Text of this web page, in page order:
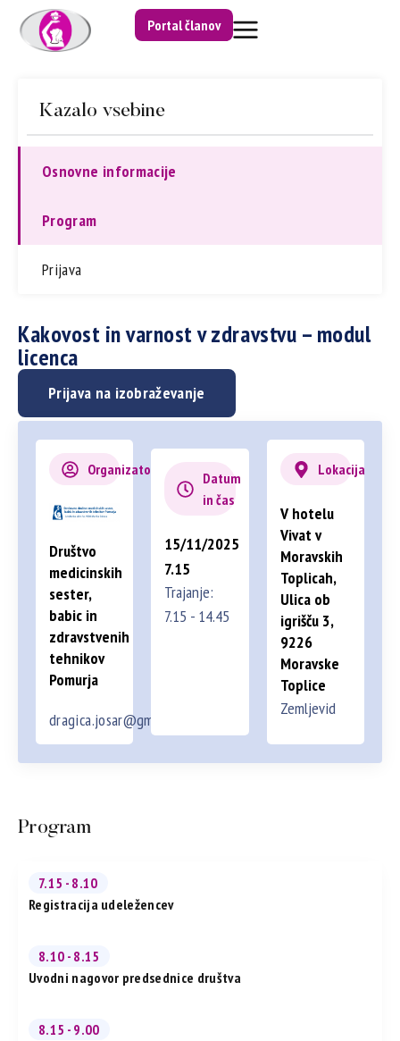
Portal članov
Kazalo vsebine
Osnovne informacije
Program
Prijava
Kakovost in varnost v zdravstvu – modul
licenca
Prijava na izobraževanje
Organizator
Društvo
medicinskih
sester,
babic in
zdravstvenih
tehnikov
Pomurja
dragica.josar@gmail.com
Datum
in čas
15/11/2025
7.15
Trajanje:
7.15 - 14.45
Lokacija
V hotelu
Vivat v
Moravskih
Toplicah,
Ulica ob
igrišču 3,
9226
Moravske
Toplice
Zemljevid
Program
7.15 - 8.10
Registracija udeležencev
8.10 - 8.15
Uvodni nagovor predsednice društva
8.15 - 9.00